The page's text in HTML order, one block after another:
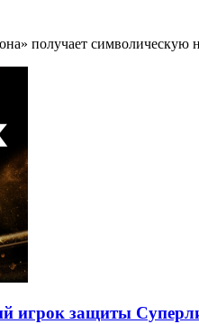
получает символическую
игрок защиты